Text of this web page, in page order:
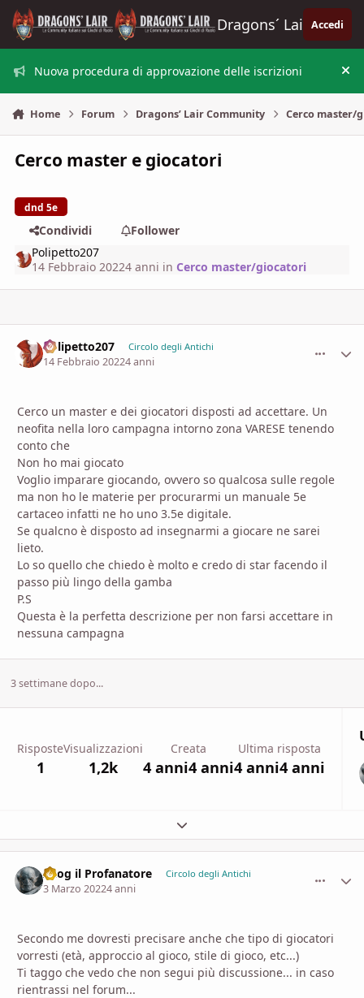
Vai al contenuto
Dragons´ Lair Accedi
Nuova procedura di approvazione delle iscrizioni
Home Forum Dragons’ Lair Community Cerco master/
Cerco master e giocatori
dnd 5e
Condividi
Follower
Polipetto207
14 Febbraio 20224 anni in Cerco master/giocatori
Polipetto207 Circolo degli Antichi
14 Febbraio 20224 anni
Cerco un master e dei giocatori disposti ad accettare. Un
neofita nella loro campagna intorno zona VARESE tenendo
conto che
Non ho mai giocato
Voglio imparare giocando, ovvero so qualcosa sulle regole
ma non ho le materie per procurarmi un manuale 5e
cartaceo infatti ne ho uno 3.5e digitale.
Se qualcno è disposto ad insegnarmi a giocare ne sarei
lieto.
Lo so quello che chiedo è molto e credo di star facendo il
passo più lingo della gamba
P.S
Questa è la perfetta descrizione per non farsi accettare in
nessuna campagna
3 settimane dopo...
Risposte
1
Visualizzazioni
1,2k
Creata
4 anni4 anni
Ultima risposta
4 anni4 anni
Espandi panoramica del topic
Azog il Profanatore Circolo degli Antichi
3 Marzo 20224 anni
Secondo me dovresti precisare anche che tipo di giocatori
vorresti (età, approccio al gioco, stile di gioco, etc...)
Ti taggo che vedo che non segui più discussione... in caso
rientrassi nel forum...